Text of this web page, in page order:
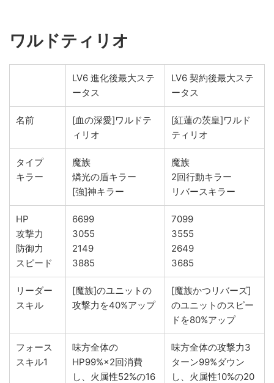
ワルドティリオ
LV6 進化後最大ステ
ータス
LV6 契約後最大ステ
ータス
名前
[血の深愛]ワルドテ
ィリオ
[紅蓮の茨皇]ワルド
ティリオ
タイプ
キラー
魔族
燐光の盾キラー
[強]神キラー
魔族
2回行動キラー
リバースキラー
HP
攻撃力
防御力
スピード
6699
3055
2149
3885
7099
3555
2649
3685
リーダー
スキル
[魔族]のユニットの
攻撃力を40%アップ
[魔族かつリバーズ]
のユニットのスピー
ドを80%アップ
フォース
スキル1
味方全体の
HP99%×2回消費
し、火属性52%の16
味方全体の攻撃力3
ターン99%ダウン
し、火属性10%の20